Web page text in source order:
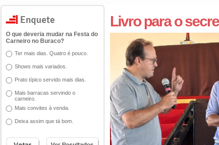
O que deveria mudar na Festa do
Carneiro no Buraco?
Ter mais dias. Quatro é pouco.
Shows mais variados.
Prato típico servido mais dias.
Mais barracas servindo o
carneiro.
Mais convites à venda.
Deixa assim que tá bom.
Livro para o